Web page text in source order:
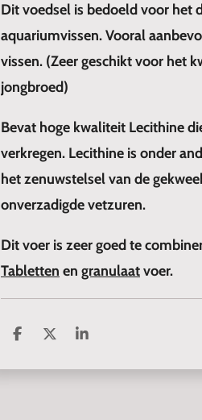
Dit voedsel is bedoeld voor het
aquariumvissen. Vooral
vissen. (Zeer geschikt voor het
jongbroed)
Bevat hoge kwaliteit Lecithine
verkregen. Lecithine is onder
het zenuwstelsel van de
onverzadigde vetzuren.
Dit voer is zeer goed te
Tabletten en granulaatvoer.
D
l
D
e
S
a